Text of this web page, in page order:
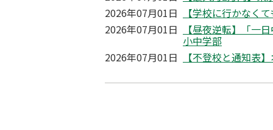
2026年07月01日
【学校に行かなく
2026年07月01日
【昼夜逆転】「一
小中学部
2026年07月01日
【不登校と通知表